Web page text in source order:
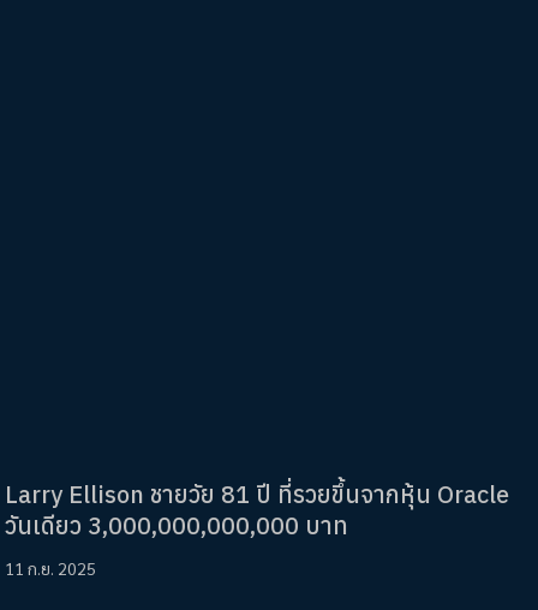
Larry Ellison ชายวัย 81 ปี ที่รวยขึ้นจากหุ้น Oracle
วันเดียว 3,000,000,000,000 บาท
11 ก.ย. 2025